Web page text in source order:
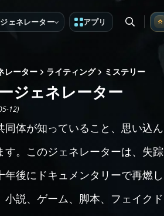
ェネレーター アプリ
レーター ライティング ミステリー
ジェネレーター
12)
同体が知っていること、思い込
す。このジェネレーターは、失
年後にドキュメンタリーで再燃
小説、ゲーム、脚本、フェイク